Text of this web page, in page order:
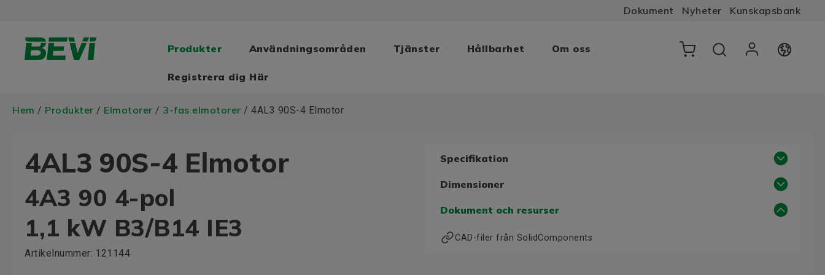
Dokument Nyheter Kunskapsbank
Produkter Användningsområden Tjänster Hållbarhet Om oss
Registrera dig Här
Hem / Produkter / Elmotorer / 3-fas elmotorer / 4AL3 90S-4 Elmotor
4AL3 90S-4 Elmotor
4A3 90 4-pol
1,1 kW B3/B14 IE3
Artikelnummer: 121144
Specifikation
Dimensioner
Dokument och resurser
CAD-filer från SolidComponents